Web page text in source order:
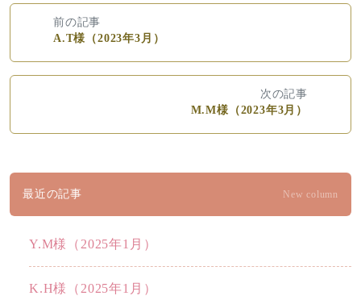
前の記事
A.T様（2023年3月）
次の記事
M.M様（2023年3月）
最近の記事 New column
Y.M様（2025年1月）
K.H様（2025年1月）